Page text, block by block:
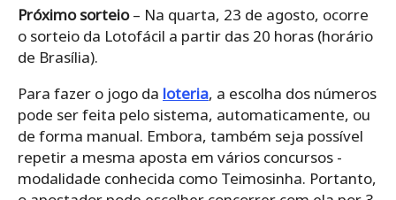
Próximo sorteio– Na quarta, 23 de agosto, ocorre
o sorteio da Lotofácil a partir das 20 horas (horário
de Brasília).
Para‌ ‌fazer‌ ‌o‌ ‌jogo da loteria,‌ ‌a‌ ‌escolha‌ ‌dos‌ ‌números‌
‌pode‌ ‌ser‌ ‌feita‌ ‌pelo‌ ‌sistema,‌ ‌automaticamente,‌ ‌ou‌
‌de‌ ‌forma‌ ‌manual.‌ Embora, ‌também‌ ‌seja‌ ‌possível‌
‌repetir‌ ‌a‌ ‌mesma‌ ‌aposta‌ ‌em‌ ‌vários‌ ‌concursos -‌
‌modalidade‌ ‌conhecida‌ ‌como‌ ‌Teimosinha.‌ ‌Portanto,